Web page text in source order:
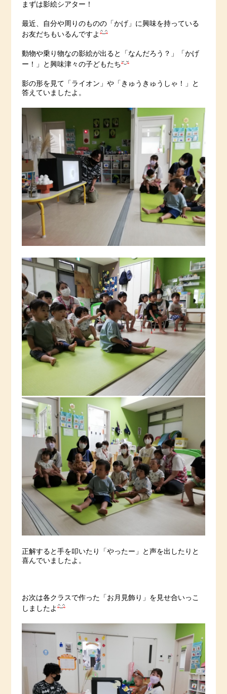
まずは影絵シアター！
最近、自分や周りのものの「かげ」に興味を持っている
お友だちもいるんですよ
動物や乗り物なの影絵が出ると「なんだろう？」「かげ
ー！」と興味津々の子どもたち
影の形を見て「ライオン」や「きゅうきゅうしゃ！」と
答えていましたよ。
正解すると手を叩いたり「やったー」と声を出したりと
喜んでいましたよ。
お次は各クラスで作った「お月見飾り」を見せ合いっこ
しましたよ